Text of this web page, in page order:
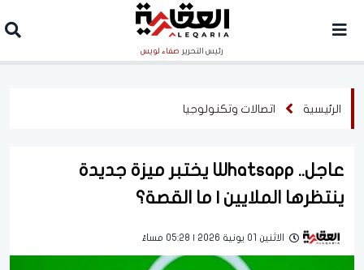
رئيس التحرير صفاء لويس
الرئيسية اتصالات وتكنولوجيا
عاجل.. Whatsapp يختبر ميزة جديدة
ينتظرها الملايين | ما القصة؟
الاثنين 01 يونية 2026 | 05:28 مساءً